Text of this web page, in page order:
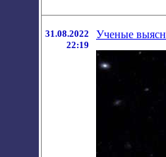
31.08.2022
22:19
Ученые